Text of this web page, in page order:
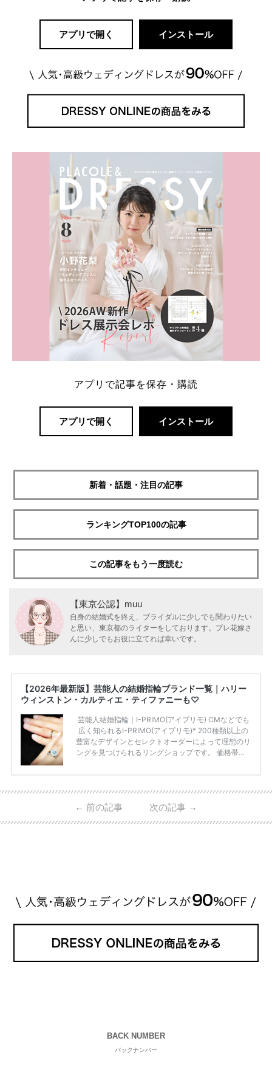
アプリで開く インストール
アプリで記事を保存・購読
アプリで開く インストール
新着・話題・注目の記事
ランキングTOP100の記事
この記事をもう一度読む
【東京公認】muu
自身の結婚式を終え、ブライダルに少しでも関わりたい
と思い、東京都のライターをしております。プレ花嫁さ
んに少しでもお役に立てれば幸いです。
【2026年最新版】芸能人の結婚指輪ブランド一覧｜ハリー
ウィンストン・カルティエ・ティファニーも♡
芸能人結婚指輪｜I-PRIMO(アイプリモ) CMなどでも
広く知られるI-PRIMO(アイプリモ)* 200種類以上の
豊富なデザインとセレクトオーダーによって理想のリ
ングを見つけられるリングショップです。 価格帯は2
入が可能♩ コスパ的にも20代の若い夫婦に人気のよ
ビ 系 にて10月5日22時～スタートする水曜ドラマ『
#ファーストペンギン! 』で山藤 そよ役を演じます💁🏻‍♀️
← 前の記事 次の記事 →
BACK NUMBER
バックナンバー